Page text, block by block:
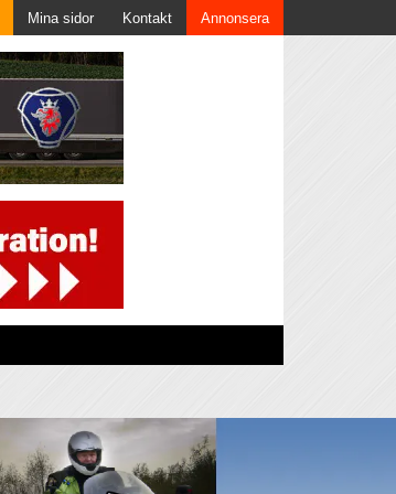
Mina sidor Kontakt Annonsera